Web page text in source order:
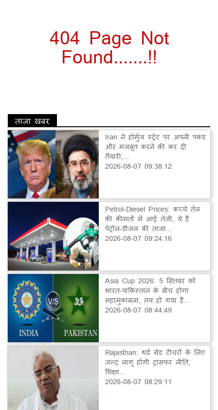
404 Page Not
Found.......!!
ताज़ा खबर
Iran ने होर्मुज स्ट्रेट पर अपनी पकड़
और मजबूत करने की कर दी
तैयारी,...
2026-08-07 09:38:12
Petrol-Diesel Prices: कच्चे तेल
की कीमतों में आई तेजी, ये है
पेट्रोल-डीजल की ताजा...
2026-08-07 09:24:16
Asia Cup 2026: 5 सितंबर को
भारत-पाकिस्तान के बीच होगा
महामुकाबला, तय हो गया है...
2026-08-07 08:44:49
Rajasthan: थर्ड ग्रेड टीचरों के लिए
जल्द लागू होगी ट्रांसफर नीति,
शिक्षा...
2026-08-07 08:29:11